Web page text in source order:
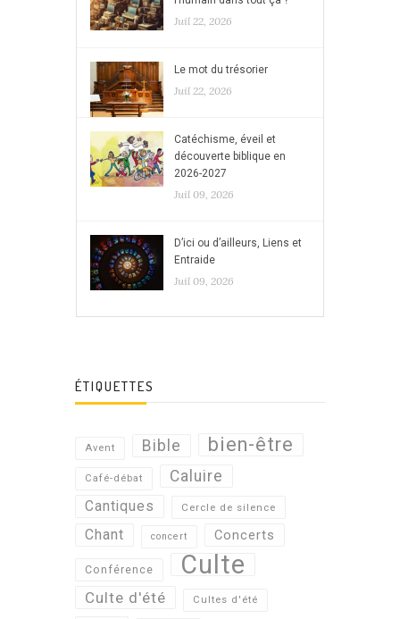
Juil 22, 2026
Le mot du trésorier
Juil 22, 2026
Catéchisme, éveil et
découverte biblique en
2026-2027
Juil 09, 2026
D’ici ou d’ailleurs, Liens et
Entraide
Juil 09, 2026
ÉTIQUETTES
Avent Bible bien-être
Café-débat Caluire
Cantiques Cercle de silence
Chant concert Concerts
Conférence Culte
Culte d'été Cultes d'été